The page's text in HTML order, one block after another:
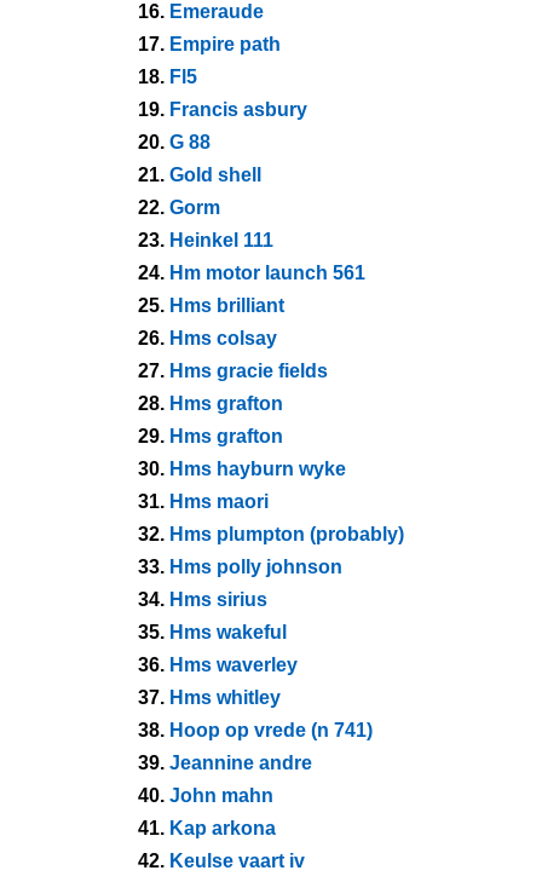
16. Emeraude
17. Empire path
18. Fl5
19. Francis asbury
20. G 88
21. Gold shell
22. Gorm
23. Heinkel 111
24. Hm motor launch 561
25. Hms brilliant
26. Hms colsay
27. Hms gracie fields
28. Hms grafton
29. Hms grafton
30. Hms hayburn wyke
31. Hms maori
32. Hms plumpton (probably)
33. Hms polly johnson
34. Hms sirius
35. Hms wakeful
36. Hms waverley
37. Hms whitley
38. Hoop op vrede (n 741)
39. Jeannine andre
40. John mahn
41. Kap arkona
42. Keulse vaart iv